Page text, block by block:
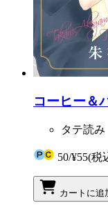
コーヒー＆
タテ読み
50/¥55(税
カートに追